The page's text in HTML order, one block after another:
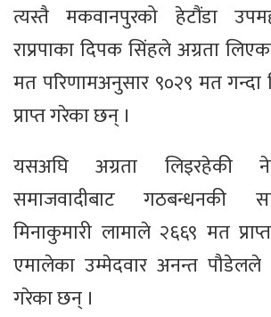
त्यस्तै मकवानपुरको हेटौंडा
राप्रपाका दिपक सिंहले अग्रता
मत परिणामअनुसार ९०२९ मत
प्राप्त गरेका छन् ।
यसअघि अग्रता लिइरहेकी
समाजवादीबाट गठबन्धनकी
मिनाकुमारी लामाले २६६९ मत
एमालेका उम्मेदवार अनन्त पौडेलले
गरेका छन् ।